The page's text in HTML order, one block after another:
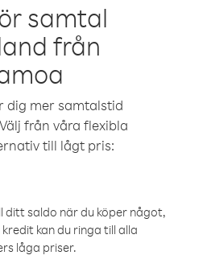
samtal
från
dig mer samtalstid
från våra flexibla
till lågt pris:
ditt saldo när du köper något,
kan du ringa till alla
låga priser.